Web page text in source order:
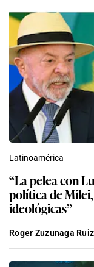
Latinoamérica
“La pelea con
política de
ideológicas”
Roger Zuzunaga Ruiz